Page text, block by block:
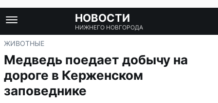
НОВОСТИ
НИЖНЕГО НОВГОРОДА
ЖИВОТНЫЕ
Медведь поедает добычу на
дороге в Керженском
заповеднике